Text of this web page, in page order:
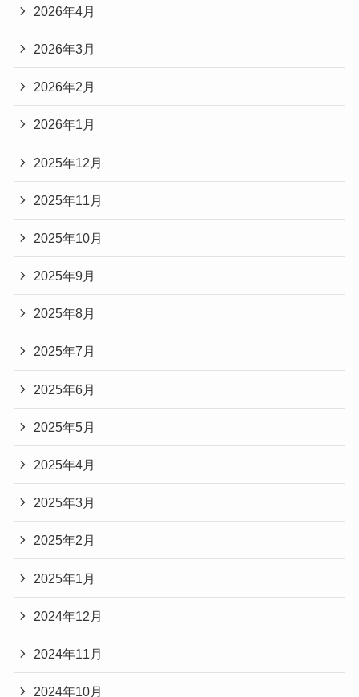
2026年4月
2026年3月
2026年2月
2026年1月
2025年12月
2025年11月
2025年10月
2025年9月
2025年8月
2025年7月
2025年6月
2025年5月
2025年4月
2025年3月
2025年2月
2025年1月
2024年12月
2024年11月
2024年10月